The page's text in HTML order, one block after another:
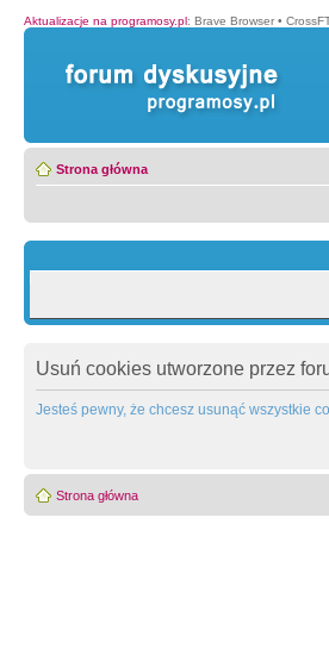
Aktualizacje na programosy.pl: Brave Browser •
Strona główna
Usuń cookies utworzone przez
Jesteś pewny, że chcesz usunąć wszystkie
Strona główna